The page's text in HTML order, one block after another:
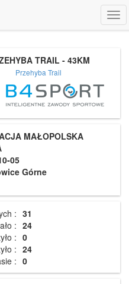
TRAIL - 43KM
Przehyba Trail
MAŁOPOLSKA
05
Górne
: 31
: 24
: 0
: 24
: 0